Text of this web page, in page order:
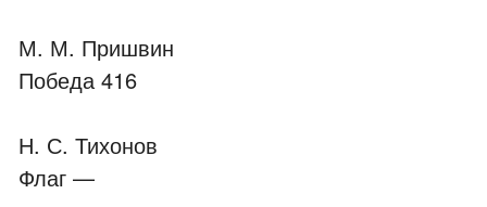
М. М. Пришвин
Победа 416
Н. С. Тихонов
Флаг —